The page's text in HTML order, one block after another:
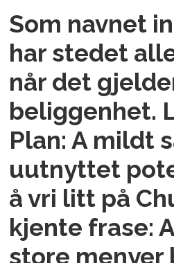
Som navnet
har stedet
når det
beliggenhet.
Plan: A mildt
uutnyttet
å vri litt på
kjente frase:
store menyer